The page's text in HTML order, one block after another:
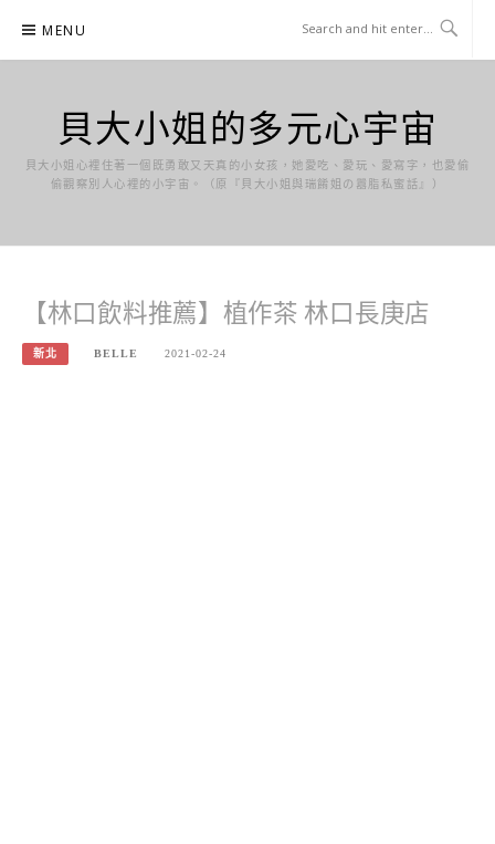
content
MENU
貝大小姐的多元心宇宙
貝大小姐心裡住著一個既勇敢又天真的小女孩，她愛吃、愛玩、愛寫字，也愛偷
偷觀察別人心裡的小宇宙。（原『貝大小姐與瑞餚姐の囂脂私蜜話』）
【林口飲料推薦】植作茶 林口長庚店
新北 BELLE 2021-02-24